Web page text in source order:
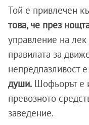
Той е привлечен
това, че през
управление на
правилата за
непредпазливост е
души. Шофьорът е
превозното
заведение.